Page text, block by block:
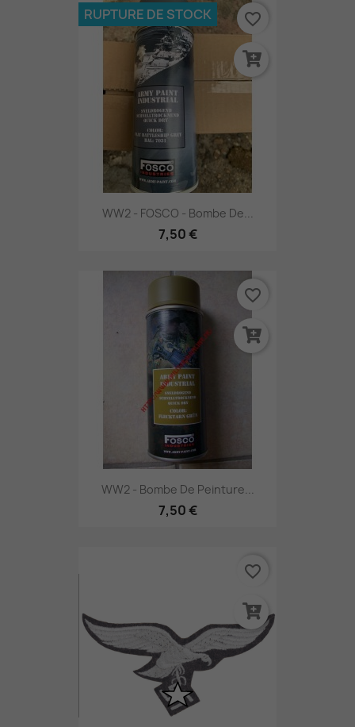
WW2 - FOSCO - Bombe De...
7,50 €
RUPTURE DE STOCK favorite_border
WW2 - Bombe De Peinture...
7,50 €
favorite_border
favorite_border